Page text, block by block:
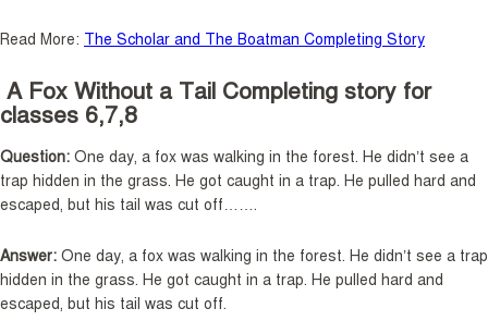
Read More: The Scholar and The Boatman Completing Story
A Fox Without a Tail Completing story for
classes 6,7,8
Question: One day, a fox was walking in the forest. He didn’t see a
trap hidden in the grass. He got caught in a trap. He pulled hard and
escaped, but his tail was cut off…….
Answer: One day, a fox was walking in the forest. He didn’t see a trap
hidden in the grass. He got caught in a trap. He pulled hard and
escaped, but his tail was cut off.